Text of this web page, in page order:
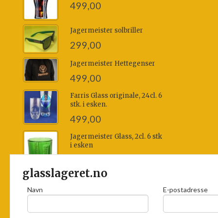
499,00
Jagermeister solbriller
299,00
Jagermeister Hettegenser
499,00
Farris Glass originale, 24cl. 6
stk. i esken.
499,00
Jagermeister Glass, 2cl. 6 stk
i esken
glasslageret.no
Navn E-postadresse